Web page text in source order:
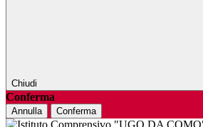
Chiudi
Conferma
Annulla Conferma